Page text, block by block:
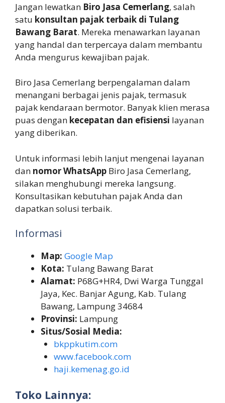
Jangan lewatkan Biro Jasa Cemerlang, salah
satu konsultan pajak terbaik di Tulang
Bawang Barat. Mereka menawarkan layanan
yang handal dan terpercaya dalam membantu
Anda mengurus kewajiban pajak.
Biro Jasa Cemerlang berpengalaman dalam
menangani berbagai jenis pajak, termasuk
pajak kendaraan bermotor. Banyak klien merasa
puas dengan kecepatan dan efisiensi layanan
yang diberikan.
Untuk informasi lebih lanjut mengenai layanan
dan nomor WhatsApp Biro Jasa Cemerlang,
silakan menghubungi mereka langsung.
Konsultasikan kebutuhan pajak Anda dan
dapatkan solusi terbaik.
Informasi
Map: Google Map
Kota: Tulang Bawang Barat
Alamat: P68G+HR4, Dwi Warga Tunggal
Jaya, Kec. Banjar Agung, Kab. Tulang
Bawang, Lampung 34684
Provinsi: Lampung
Situs/Sosial Media:
bkppkutim.com
www.facebook.com
haji.kemenag.go.id
Toko Lainnya: